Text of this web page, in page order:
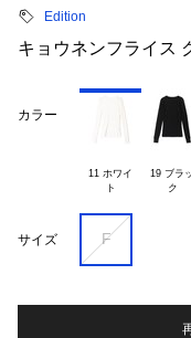
Edition
キョウネンフライス
カラー
11 ホワイ
19 ブラ
サイズ F